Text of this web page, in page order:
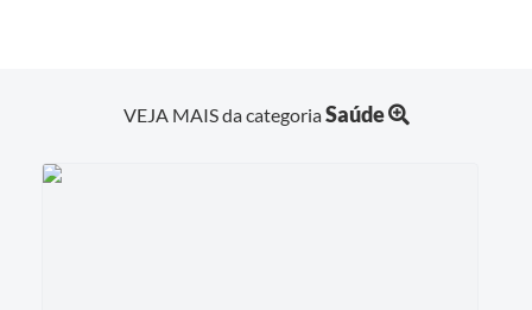
VEJA MAIS da categoriaSaúde